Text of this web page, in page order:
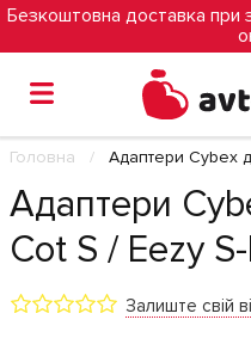
Безкоштовна доставка при
Головна Адаптери Cybex
Адаптери
Cot S / Eezy
Залиште свій